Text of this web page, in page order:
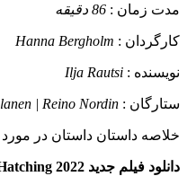
مدت زمان : 86 دقیقه
کارگردان : Hanna Bergholm
نويسنده : Ilja Rautsi
ستارگان : | Reino Nordin
خلاصه داستان داستان در
دانلود فیلم جدید Hatching 2022 جوجه کشی